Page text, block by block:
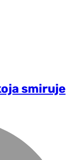
smiruje